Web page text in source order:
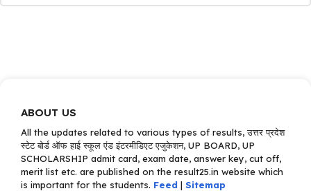
ABOUT US
All the updates related to various types of results, उत्तर प्रदेश
स्टेट बोर्ड ऑफ हाई स्कूल एंड इंटरमीडिएट एजुकेशन, UP BOARD, UP
SCHOLARSHIP admit card, exam date, answer key, cut off,
merit list etc. are published on the result25.in website which
is important for the students. Feed | Sitemap